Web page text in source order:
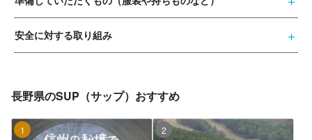
安全に対する取り組み
長野県のSUP（サップ）おすすめ
1位 2位